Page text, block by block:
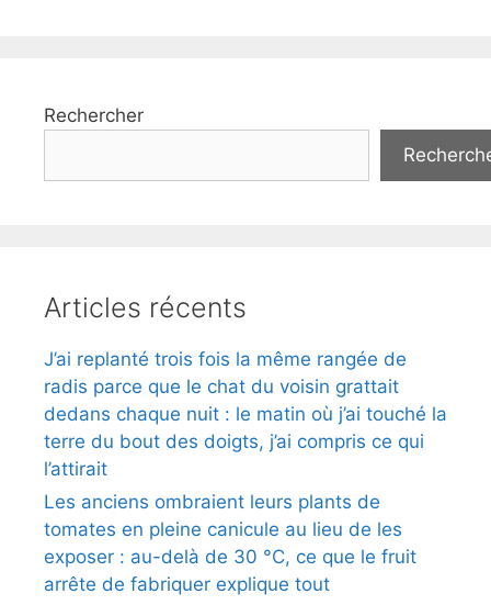
Rechercher
Articles récents
J’ai replanté trois fois la même rangée de
radis parce que le chat du voisin grattait
dedans chaque nuit : le matin où j’ai touché la
terre du bout des doigts, j’ai compris ce qui
l’attirait
Les anciens ombraient leurs plants de
tomates en pleine canicule au lieu de les
exposer : au-delà de 30 °C, ce que le fruit
arrête de fabriquer explique tout